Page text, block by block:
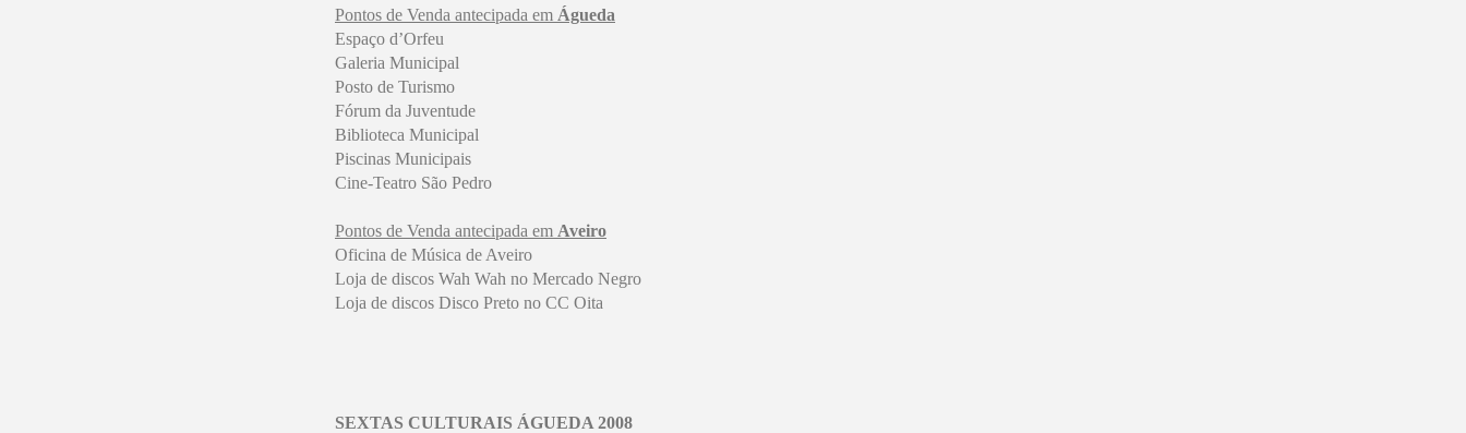
Pontos de Venda antecipada em Águeda
Espaço d’Orfeu
Galeria Municipal
Posto de Turismo
Fórum da Juventude
Biblioteca Municipal
Piscinas Municipais
Cine-Teatro São Pedro
Pontos de Venda antecipada em Aveiro
Oficina de Música de Aveiro
Loja de discos Wah Wah no Mercado Negro
Loja de discos Disco Preto no CC Oita
SEXTAS CULTURAIS ÁGUEDA 2008